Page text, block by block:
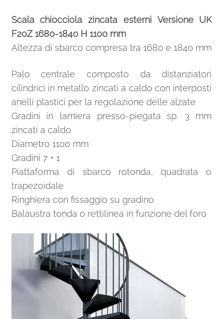
Scala chiocciola zincata esterni Versione UK
F20Z 1680-1840 H 1100 mm
Altezza di sbarco compresa tra 1680 e 1840 mm
Palo centrale composto da distanziatori
cilindrici in metallo zincati a caldo con interposti
anelli plastici per la regolazione delle alzate
Gradini in lamiera presso-piegata sp. 3 mm
zincati a caldo
Diametro 1100 mm
Gradini 7 + 1
Piattaforma di sbarco rotonda, quadrata o
trapezoidale
Ringhiera con fissaggio su gradino
Balaustra tonda o rettilinea in funzione del foro